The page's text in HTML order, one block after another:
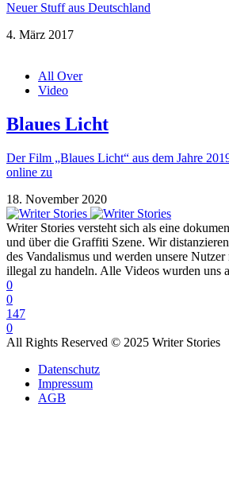
Neuer Stuff aus Deutschland
4. März 2017
All Over
Video
Blaues Licht
Der Film „Blaues Licht“ aus dem Jahre
online zu
18. November 2020
Writer Stories versteht sich als eine
und über die Graffiti Szene. Wir
des Vandalismus und werden unsere
illegal zu handeln. Alle Videos wurden uns
0
0
147
0
All Rights Reserved © 2025 Writer Stories
Datenschutz
Impressum
AGB